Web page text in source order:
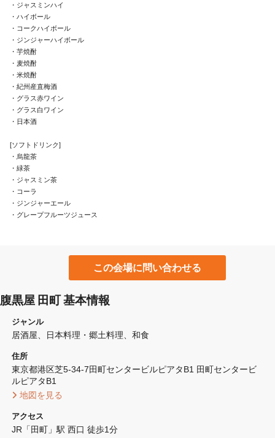
・ジャスミンハイ
・ハイボール
・コークハイボール
・ジンジャーハイボール
・芋焼酎
・麦焼酎
・米焼酎
・紀州産直梅酒
・グラス赤ワイン
・グラス白ワイン
・日本酒
[ソフトドリンク]
・烏龍茶
・緑茶
・ジャスミン茶
・コーラ
・ジンジャーエール
・グレープフルーツジュース
この会場に問い合わせる
腹黒屋 田町 基本情報
ジャンル
居酒屋 日本料理・郷土料理 和食
住所
東京都港区芝5-34-7田町センタービルピアタB1 田町センタービ
ルピアタB1
地図を見る
アクセス
JR「田町」駅 西口 徒歩1分